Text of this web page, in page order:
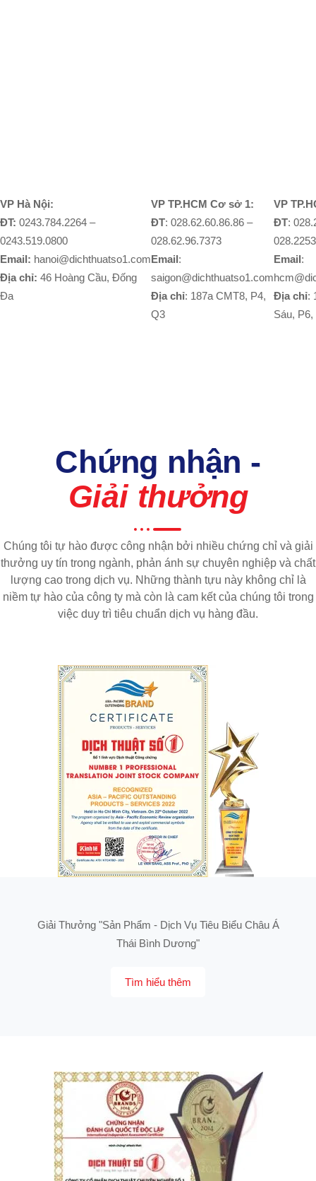
VP Hà Nội:
ĐT: 0243.784.2264 –
0243.519.0800
Email: hanoi@dichthuatso1.com
Địa chỉ: 46 Hoàng Cầu, Đống
Đa
VP TP.HCM Cơ sở 1:
ĐT: 028.62.60.86.86 –
028.62.96.7373
Email:
saigon@dichthuatso1.com
Địa chỉ: 187a CMT8, P4,
Q3
VP
ĐT:
Email:
Địa chỉ:
Sáu, P6,
Chứng nhận -
Giải thưởng
Chúng tôi tự hào được công nhận bởi nhiều chứng chỉ và giải
thưởng uy tín trong ngành, phản ánh sự chuyên nghiệp và chất
lượng cao trong dịch vụ. Những thành tựu này không chỉ là
niềm tự hào của công ty mà còn là cam kết của chúng tôi trong
việc duy trì tiêu chuẩn dịch vụ hàng đầu.
Giải Thưởng "Sản Phẩm - Dịch Vụ Tiêu Biểu Châu Á
Thái Bình Dương"
Tìm hiểu thêm